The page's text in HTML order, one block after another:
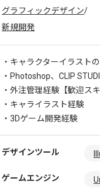
グラフィックデザイン/
新規開発
・キャラクターイラスト
・Photoshop、CLIP
・外注管理経験 【歓迎ス
・キャライラスト経験
・3Dゲーム開発経験
デザインツール
ゲームエンジン